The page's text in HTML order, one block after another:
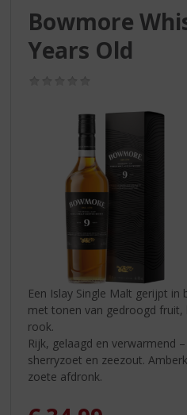
Bowmore
Years Old
Een Islay Single Malt gerijpt
met tonen van gedroogd fruit,
rook.
Rijk, gelaagd en verwarmend
sherryzoet en zeezout.
zoete afdronk.